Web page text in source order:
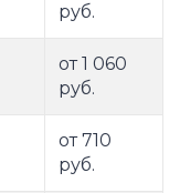
руб.
от 1 060
руб.
от 710
руб.